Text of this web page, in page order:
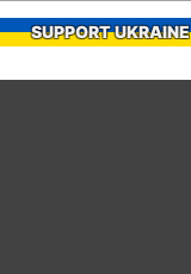
SUPPORT UKRAINE